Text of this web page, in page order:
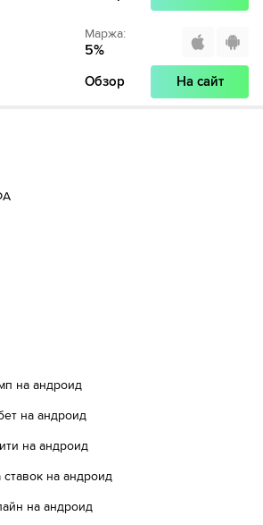
Маржа:
5%
Обзор На сайт
на андроид
на андроид
на андроид
на андроид
на андроид